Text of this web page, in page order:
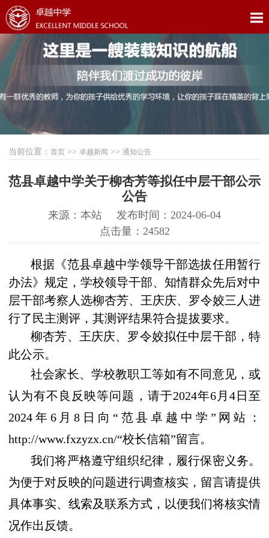
当前位置： 首页 >> 卓越新闻 >> 通知公告
范县卓越中学关于柳杏芳等拟任中层干部公示
公告
来源：本站
发布时间：2024-06-04
点击量：24582
根据《范县卓越中学领导干部选拔任用暂行
办法》规定，学校领导干部、知情群众先后对中
层干部考察人选柳杏芳、王庆庆、罗令姣三人进
行了民主测评，其测评结果符合提拔要求。
柳杏芳、王庆庆、罗令姣拟任中层干部，特
此公示。
社会家长、学校教职工等如有不同意见，或
认为有不良反映等问题，请于2024年6月4日至
2024年6月8日向“范县卓越中学”网站：
http://www.fxzyzx.cn/“校长信箱”留言。
我们将严格遵守组织纪律，履行保密义务。
为便于对反映的问题进行调查核实，留言请提供
具体事实、线索及联系方式，以便我们将核实情
况作出反馈。